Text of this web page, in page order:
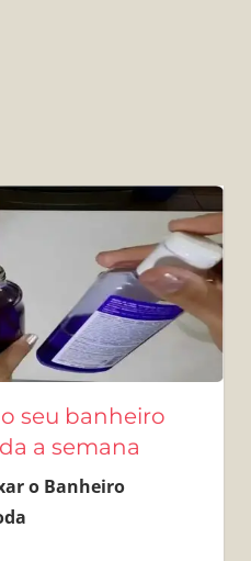
seu banheiro
a semana
o Banheiro